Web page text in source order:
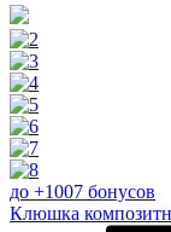
до +1007 бонусов
Клюшка